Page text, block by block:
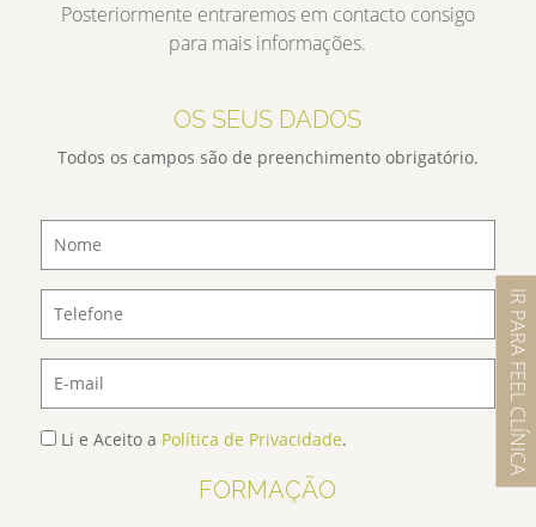
IR PARA FEEL CLÍNICA
Posteriormente entraremos em contacto consigo
para mais informações.
OS SEUS DADOS
Todos os campos são de preenchimento obrigatório.
Li e Aceito a Política de Privacidade.
FORMAÇÃO